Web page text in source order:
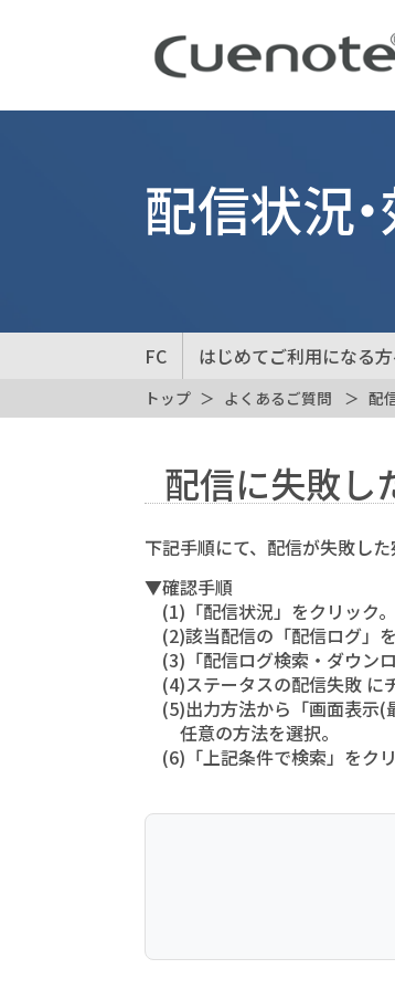
配信状況
FC はじめてご利用になる
トップ よくあるご質問 配
配信に失敗し
下記手順にて、配信が失敗し
▼確認手順
(1)「配信状況」をクリック。
(2)該当配信の「配信ログ」を
(3)「配信ログ検索・ダウン
(4)ステータスの配信失敗 に
(5)出力方法から「画面表示(
任意の方法を選択。
(6)「上記条件で検索」をクリ